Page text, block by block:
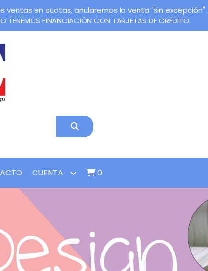
ventas en cuotas, anularemos la venta "sin
FINANCIACIÓN CON TARJETAS DE CRÉDITO.
CUENTA 0